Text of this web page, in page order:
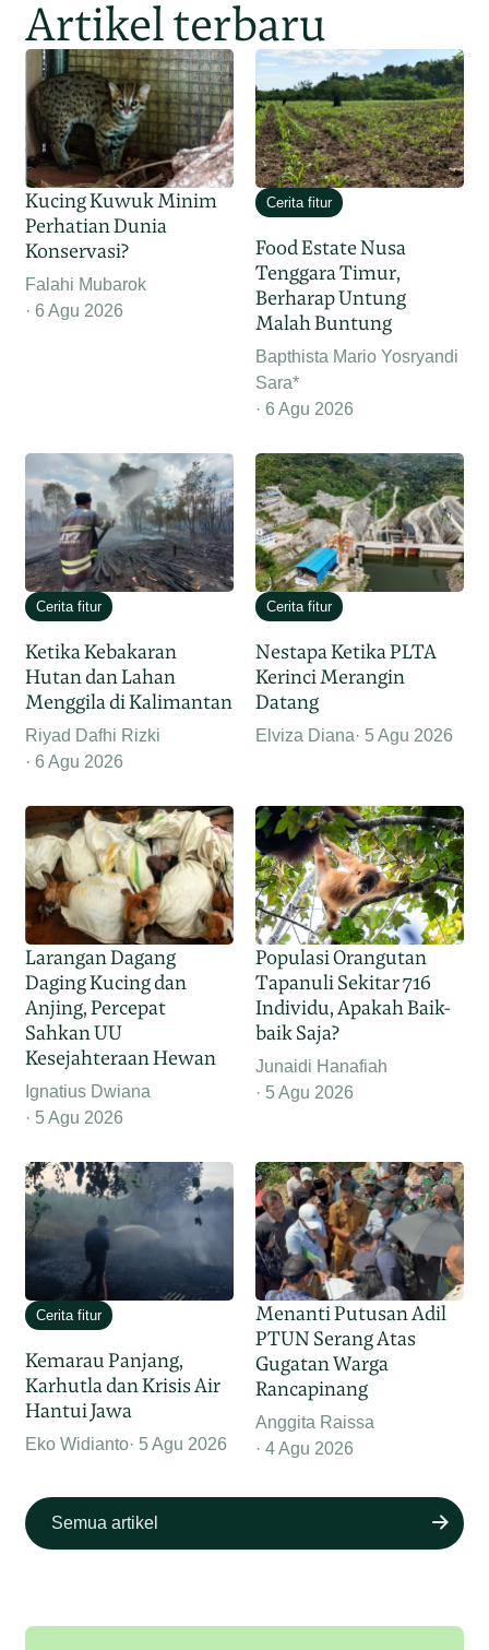
Artikel terbaru
Kucing Kuwuk Minim
Perhatian Dunia
Konservasi?
Falahi Mubarok
6 Agu 2026
Cerita fitur
Food Estate Nusa
Tenggara Timur,
Berharap Untung
Malah Buntung
Bapthista Mario Yosryandi
Sara*
6 Agu 2026
Cerita fitur
Ketika Kebakaran
Hutan dan Lahan
Menggila di Kalimantan
Riyad Dafhi Rizki
6 Agu 2026
Cerita fitur
Nestapa Ketika PLTA
Kerinci Merangin
Datang
Elviza Diana 5 Agu 2026
Larangan Dagang
Daging Kucing dan
Anjing, Percepat
Sahkan UU
Kesejahteraan Hewan
Ignatius Dwiana
5 Agu 2026
Populasi Orangutan
Tapanuli Sekitar 716
Individu, Apakah Baik-
baik Saja?
Junaidi Hanafiah
5 Agu 2026
Cerita fitur
Kemarau Panjang,
Karhutla dan Krisis Air
Hantui Jawa
Eko Widianto 5 Agu 2026
Menanti Putusan Adil
PTUN Serang Atas
Gugatan Warga
Rancapinang
Anggita Raissa
4 Agu 2026
Semua artikel